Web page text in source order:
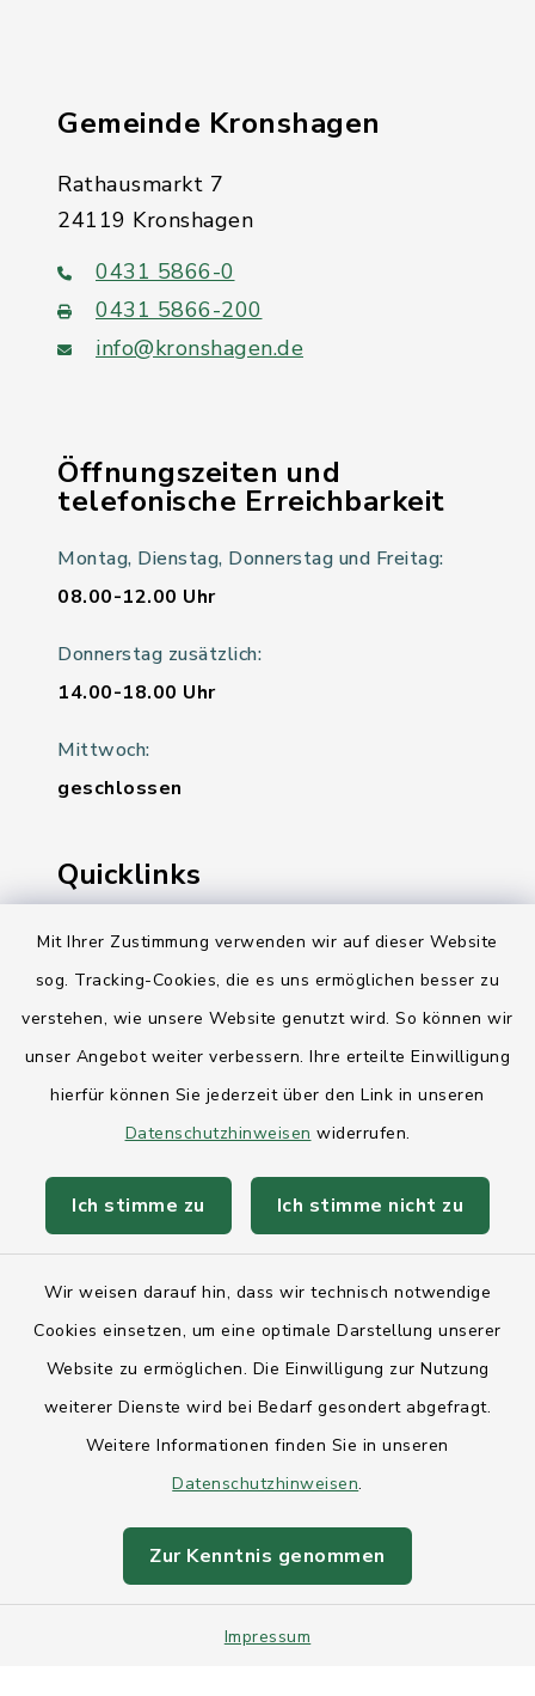
Mit Ihrer Zustimmung verwenden wir auf dieser Website
sog. Tracking-Cookies, die es uns ermöglichen besser zu
verstehen, wie unsere Website genutzt wird. So können wir
unser Angebot weiter verbessern. Ihre erteilte Einwilligung
hierfür können Sie jederzeit über den Link in unseren
Datenschutzhinweisen widerrufen.
Ich stimme zu Ich stimme nicht zu
Wir weisen darauf hin, dass wir technisch notwendige
Cookies einsetzen, um eine optimale Darstellung unserer
Website zu ermöglichen. Die Einwilligung zur Nutzung
weiterer Dienste wird bei Bedarf gesondert abgefragt.
Weitere Informationen finden Sie in unseren
Datenschutzhinweisen.
Zur Kenntnis genommen
Impressum
Gemeinde Kronshagen
Rathausmarkt 7
24119 Kronshagen
0431 5866-0
0431 5866-200
info@kronshagen.de
Öffnungszeiten und
telefonische Erreichbarkeit
Montag, Dienstag, Donnerstag und Freitag:
08.00-12.00 Uhr
Donnerstag zusätzlich:
14.00-18.00 Uhr
Mittwoch:
geschlossen
Quicklinks
Ihre Behördennummer 115
Landesregierung Schleswig-Holstein
AktivRegion Mittelholstein
Anfahrt
Datenschutz
Sitemap
Intranet